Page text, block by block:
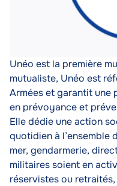
Description
Unéo est la première
mutualiste, Unéo est
Armées et garantit une
en prévoyance et
Elle dédie une action
quotidien à l’ensemble
mer, gendarmerie,
militaires soient en
réservistes ou retraités,